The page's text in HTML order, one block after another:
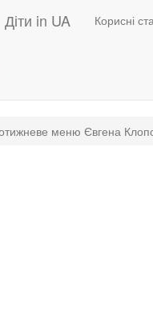
Діти in UA Корисні
меню Євгена